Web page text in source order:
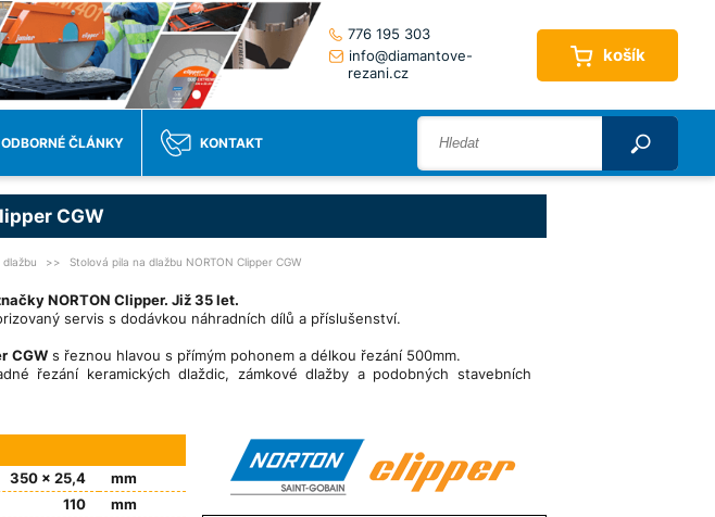
776 195 303
info@diamantove-
rezani.cz
košík
ODBORNÉ ČLÁNKY KONTAKT
CGW
dlažbu Stolová pila na dlažbu NORTON Clipper CGW
NORTON Clipper. Již 35 let.
servis s dodávkou náhradních dílů a příslušenství.
CGWs řeznou hlavou s přímým pohonem a délkou řezání 500mm.
řezání keramických dlaždic, zámkové dlažby a podobných stavebních
350 x 25,4
110
mm
mm